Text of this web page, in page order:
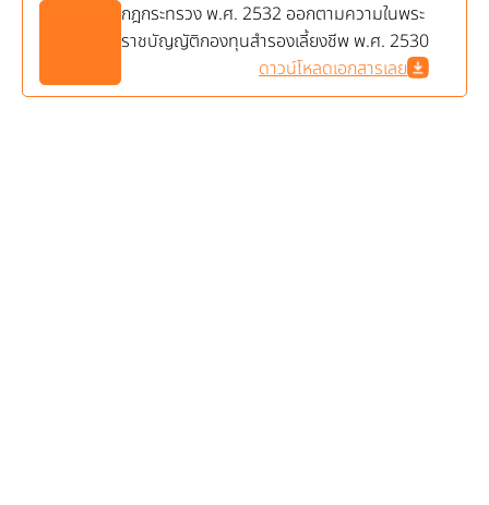
กฎกระทรวง พ.ศ. 2532 ออกตามความในพระ
ราชบัญญัติกองทุนสำรองเลี้ยงชีพ พ.ศ. 2530
ดาวน์โหลดเอกสารเลย